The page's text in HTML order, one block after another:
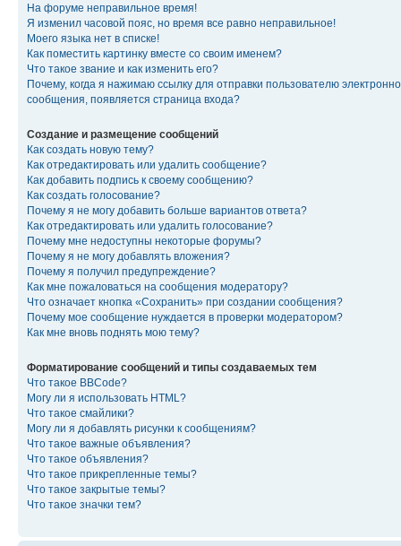
На форуме неправильное время!
Я изменил часовой пояс, но время все равно неправильное!
Моего языка нет в списке!
Как поместить картинку вместе со своим именем?
Что такое звание и как изменить его?
Почему, когда я нажимаю ссылку для отправки пользователю
сообщения, появляется страница входа?
Создание и размещение сообщений
Как создать новую тему?
Как отредактировать или удалить сообщение?
Как добавить подпись к своему сообщению?
Как создать голосование?
Почему я не могу добавить больше вариантов ответа?
Как отредактировать или удалить голосование?
Почему мне недоступны некоторые форумы?
Почему я не могу добавлять вложения?
Почему я получил предупреждение?
Как мне пожаловаться на сообщения модератору?
Что означает кнопка «Сохранить» при создании сообщения?
Почему мое сообщение нуждается в проверки модератором?
Как мне вновь поднять мою тему?
Форматирование сообщений и типы создаваемых тем
Что такое BBCode?
Могу ли я использовать HTML?
Что такое смайлики?
Могу ли я добавлять рисунки к сообщениям?
Что такое важные объявления?
Что такое объявления?
Что такое прикрепленные темы?
Что такое закрытые темы?
Что такое значки тем?